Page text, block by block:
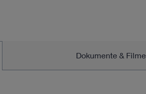
Dokumente & Filme